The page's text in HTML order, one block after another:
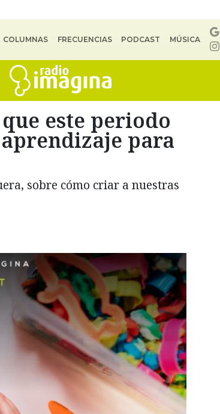
COLUMNAS FRECUENCIAS PODCAST MÚSICA
este periodo
para
sobre cómo criar a nuestras